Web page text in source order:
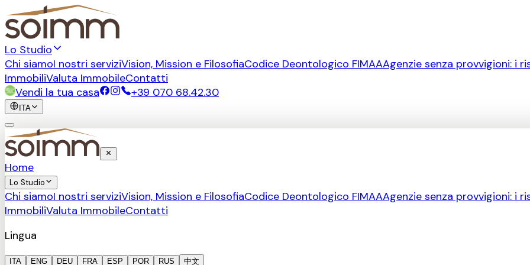
Lo Studio
Chi siamoI nostri serviziVision, Mission e FilosofiaCodice Deontologico FIMAAAgenzie senza provvigioni: i
ImmobiliValuta ImmobileContatti
Vendi la tua casa
+39 070 68.42.30
ITA
Home
Lo Studio
Chi siamoI nostri serviziVision, Mission e FilosofiaCodice Deontologico FIMAAAgenzie senza provvigioni: i
ImmobiliValuta ImmobileContatti
Lingua
ITA ENG DEU FRA ESP POR RUS 中文